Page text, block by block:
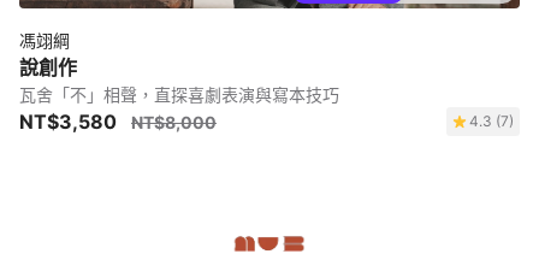
馮翊綱
說創作
瓦舍「不」相聲，直探喜劇表演與寫本技巧
NT$3,580 NT$8,000 4.3 (7)